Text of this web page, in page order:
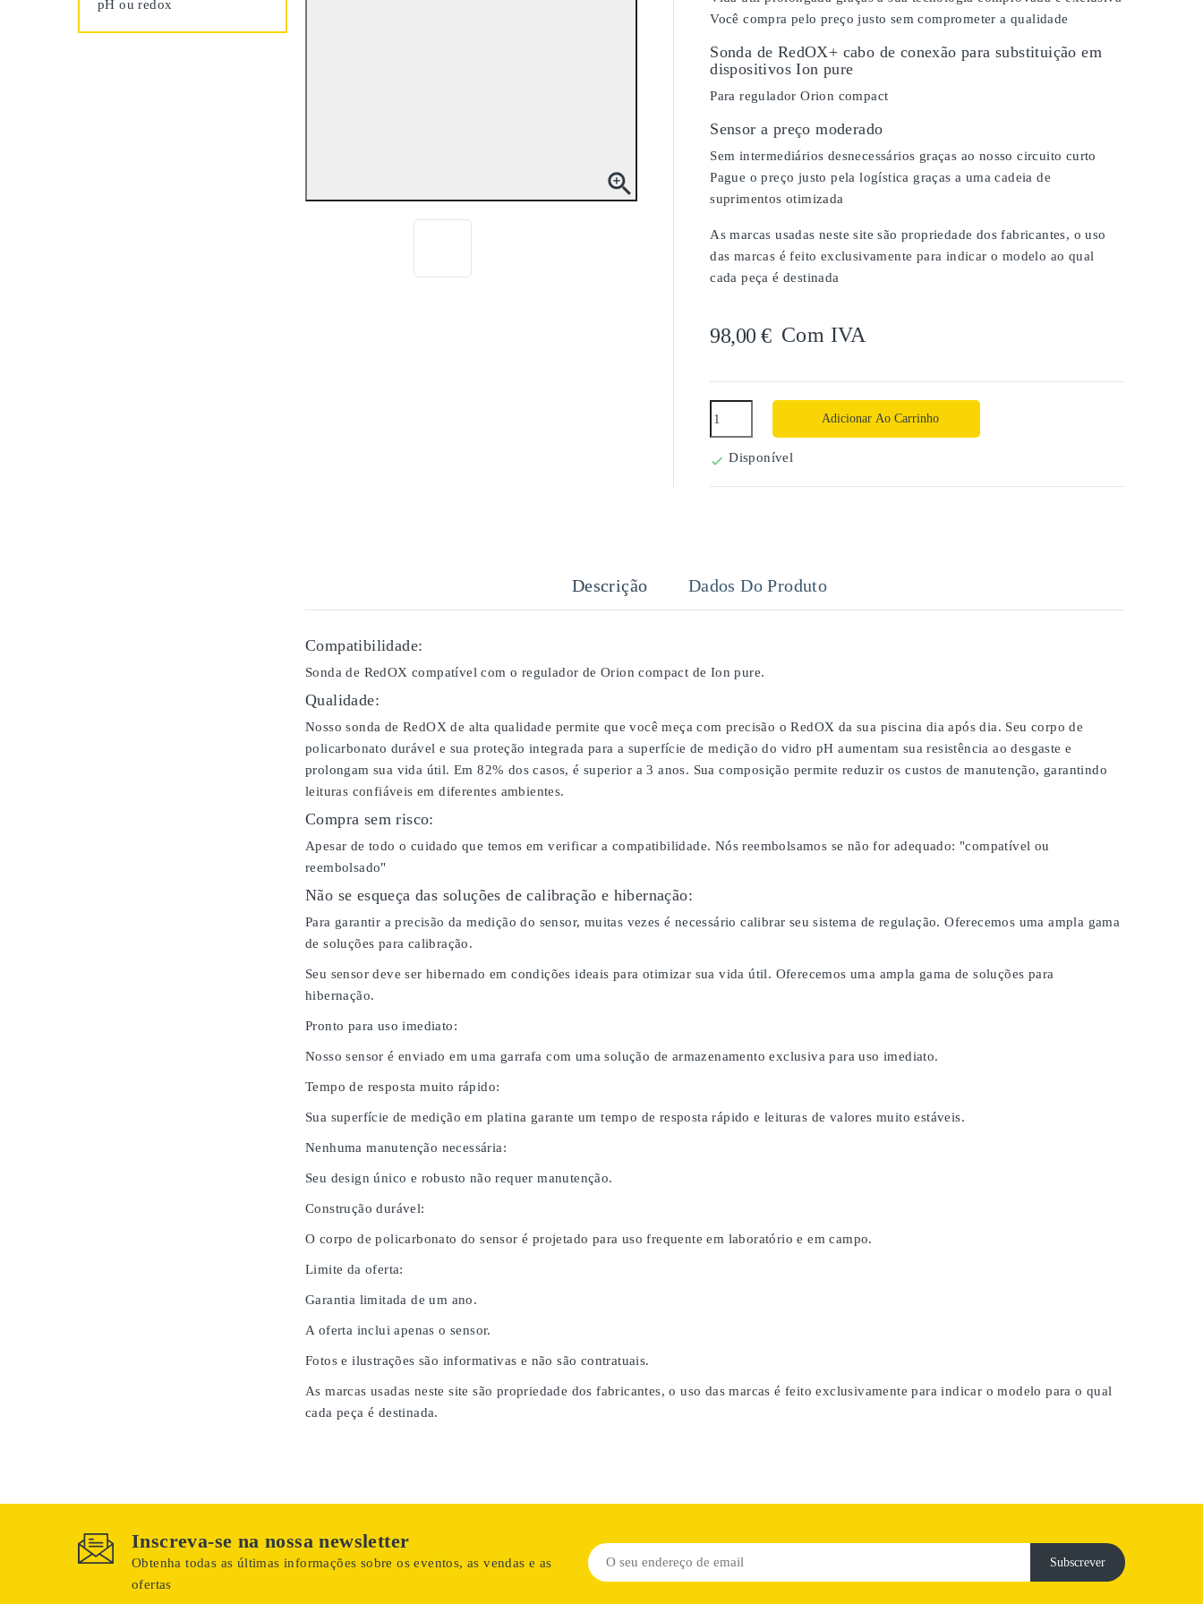
pH ou redox

Você compra pelo preço justo sem comprometer a qualidade
Sonda de RedOX+ cabo de conexão para substituição em
dispositivos Ion pure
Para regulador Orion compact
Sensor a preço moderado
Sem intermediários desnecessários graças ao nosso circuito curto
Pague o preço justo pela logística graças a uma cadeia de
suprimentos otimizada
As marcas usadas neste site são propriedade dos fabricantes, o uso
das marcas é feito exclusivamente para indicar o modelo ao qual
cada peça é destinada
98,00 € Com IVA
Adicionar Ao Carrinho
 Disponível
Descrição Dados Do Produto
Compatibilidade:
Sonda de RedOX compatível com o regulador de Orion compact de Ion pure.
Qualidade:
Nosso sonda de RedOX de alta qualidade permite que você meça com precisão o RedOX da sua piscina dia após dia. Seu corpo de
policarbonato durável e sua proteção integrada para a superfície de medição do vidro pH aumentam sua resistência ao desgaste e
prolongam sua vida útil. Em 82% dos casos, é superior a 3 anos. Sua composição permite reduzir os custos de manutenção, garantindo
leituras confiáveis em diferentes ambientes.
Compra sem risco:
Apesar de todo o cuidado que temos em verificar a compatibilidade. Nós reembolsamos se não for adequado: "compatível ou
reembolsado"
Não se esqueça das soluções de calibração e hibernação:
Para garantir a precisão da medição do sensor, muitas vezes é necessário calibrar seu sistema de regulação. Oferecemos uma ampla gama
de soluções para calibração.
Seu sensor deve ser hibernado em condições ideais para otimizar sua vida útil. Oferecemos uma ampla gama de soluções para
hibernação.
Pronto para uso imediato:
Nosso sensor é enviado em uma garrafa com uma solução de armazenamento exclusiva para uso imediato.
Tempo de resposta muito rápido:
Sua superfície de medição em platina garante um tempo de resposta rápido e leituras de valores muito estáveis.
Nenhuma manutenção necessária:
Seu design único e robusto não requer manutenção.
Construção durável:
O corpo de policarbonato do sensor é projetado para uso frequente em laboratório e em campo.
Limite da oferta:
Garantia limitada de um ano.
A oferta inclui apenas o sensor.
Fotos e ilustrações são informativas e não são contratuais.
As marcas usadas neste site são propriedade dos fabricantes, o uso das marcas é feito exclusivamente para indicar o modelo para o qual
cada peça é destinada.
Inscreva-se na nossa newsletter
Obtenha todas as últimas informações sobre os eventos, as vendas e as
ofertas